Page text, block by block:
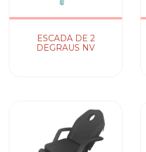
ESCADA DE 2
DEGRAUS NV